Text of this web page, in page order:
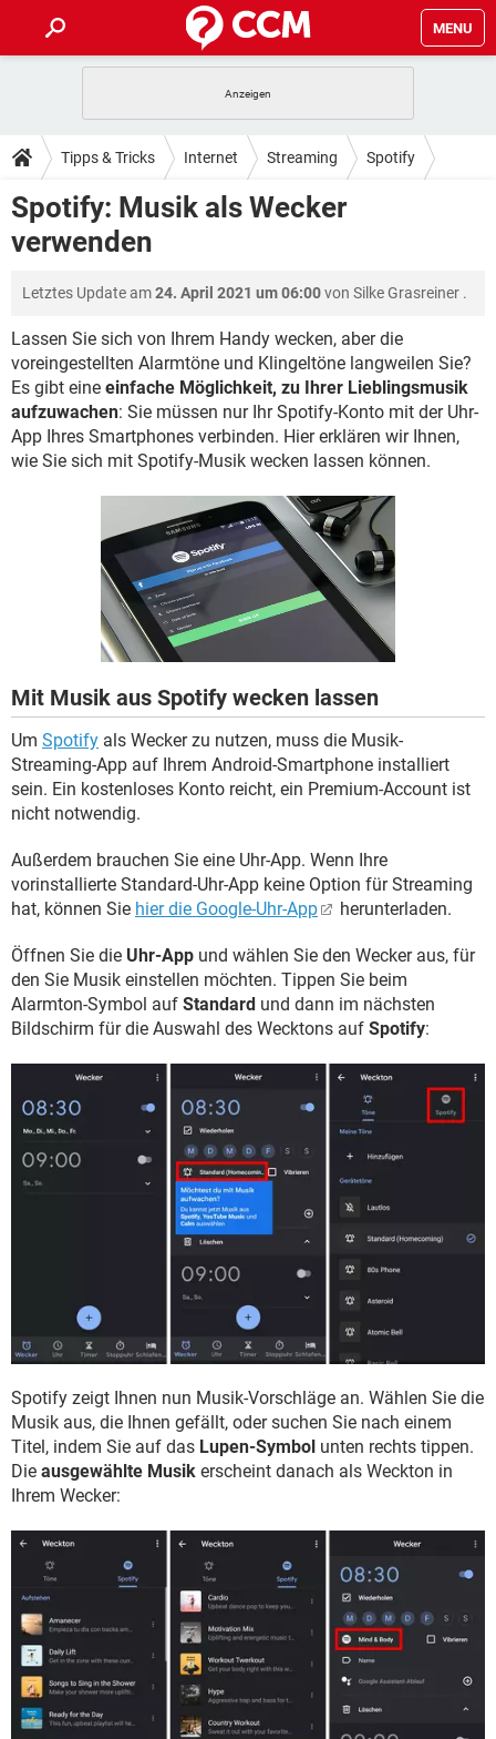
MENU
ANDROID IOS
WINDOWS 10 INSTAGRAM
WHATSAPP
TIPPS & TRICKS
SPIELE
ANDROID IOS
WHATSAPP TIKTOK
FACEBOOK HARDWARE
DOWNLOADS
SPIELE
WHATSAPP TIKTOK
FACEBOOK HARDWARE
FORUM
SPIELE STREAMING
ANDROID IOS
WINDOWS 10 INSTAGRAM
WHATSAPP TIKTOK
FACEBOOK HARDWARE
SPIELE STREAMING
ANDROID IOS
WINDOWS 10 INSTAGRAM
WHATSAPP TIKTOK
HARDWARE
Tipps & Tricks Internet Streaming Spotify
Spotify: Musik als Wecker
verwenden
Letztes Update am24. April 2021 um 06:00von Silke Grasreiner .
Lassen Sie sich von Ihrem Handy wecken, aber die
voreingestellten Alarmtöne und Klingeltöne langweilen Sie?
Es gibt eine einfache Möglichkeit, zu Ihrer Lieblingsmusik
aufzuwachen: Sie müssen nur Ihr Spotify-Konto mit der Uhr-
App Ihres Smartphones verbinden. Hier erklären wir Ihnen,
wie Sie sich mit Spotify-Musik wecken lassen können.
Mit Musik aus Spotify wecken lassen
Um Spotify als Wecker zu nutzen, muss die Musik-
Streaming-App auf Ihrem Android-Smartphone installiert
sein. Ein kostenloses Konto reicht, ein Premium-Account ist
nicht notwendig.
Außerdem brauchen Sie eine Uhr-App. Wenn Ihre
vorinstallierte Standard-Uhr-App keine Option für Streaming
hat, können Sie hier die Google-Uhr-App herunterladen.
Öffnen Sie die Uhr-App und wählen Sie den Wecker aus, für
den Sie Musik einstellen möchten. Tippen Sie beim
Alarmton-Symbol auf Standard und dann im nächsten
Bildschirm für die Auswahl des Wecktons auf Spotify:
Spotify zeigt Ihnen nun Musik-Vorschläge an. Wählen Sie die
Musik aus, die Ihnen gefällt, oder suchen Sie nach einem
Titel, indem Sie auf das Lupen-Symbol unten rechts tippen.
Die ausgewählte Musik erscheint danach als Weckton in
Ihrem Wecker: